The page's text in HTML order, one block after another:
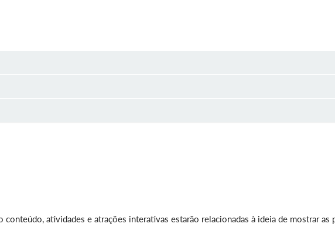
atividades e atrações interativas estarão relacionadas à ideia de mostrar as